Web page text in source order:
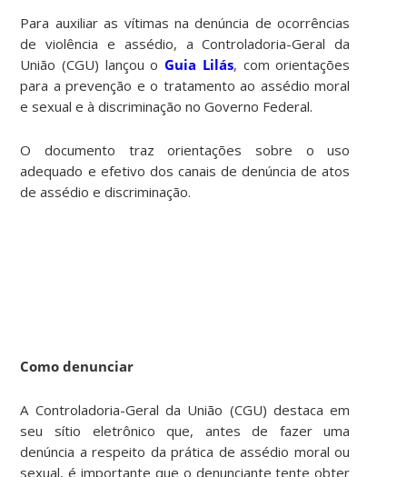
Para auxiliar as vítimas na denúncia de ocorrências
de violência e assédio, a Controladoria-Geral da
União (CGU) lançou oGuia Lilás, com orientações
para a prevenção e o tratamento ao assédio moral
e sexual e à discriminação no Governo Federal.
O documento traz orientações sobre o uso
adequado e efetivo dos canais de denúncia de atos
de assédio e discriminação.
Como denunciar
A Controladoria-Geral da União (CGU) destaca em
seu sítio eletrônico que, antes de fazer uma
denúncia a respeito da prática de assédio moral ou
sexual, é importante que o denunciante tente obter